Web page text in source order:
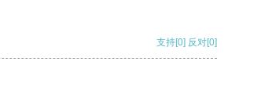
支持[0] 反对[0]